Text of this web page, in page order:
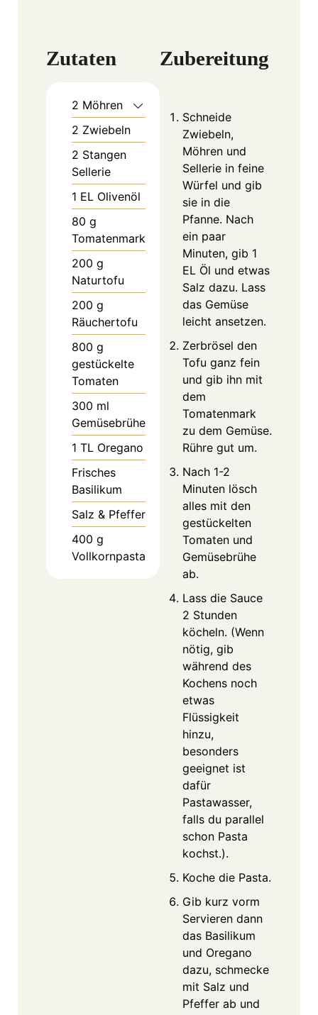
Zutaten
2 Möhren
2 Zwiebeln
2 Stangen
Sellerie
1 EL Olivenöl
80 g
Tomatenmark
200 g
Naturtofu
200 g
Räuchertofu
800 g
gestückelte
Tomaten
300 ml
Gemüsebrühe
1 TL Oregano
Frisches
Basilikum
Salz & Pfeffer
400 g
Vollkornpasta
Zubereitung
Schneide
Zwiebeln,
Möhren und
Sellerie in feine
Würfel und gib
sie in die
Pfanne. Nach
ein paar
Minuten, gib 1
EL Öl und etwas
Salz dazu. Lass
das Gemüse
leicht ansetzen.
Zerbrösel den
Tofu ganz fein
und gib ihn mit
dem
Tomatenmark
zu dem Gemüse.
Rühre gut um.
Nach 1-2
Minuten lösch
alles mit den
gestückelten
Tomaten und
Gemüsebrühe
ab.
Lass die Sauce
2 Stunden
köcheln. (Wenn
nötig, gib
während des
Kochens noch
etwas
Flüssigkeit
hinzu,
besonders
geeignet ist
dafür
Pastawasser,
falls du parallel
schon Pasta
kochst.).
Koche die Pasta.
Gib kurz vorm
Servieren dann
das Basilikum
und Oregano
dazu, schmecke
mit Salz und
Pfeffer ab und